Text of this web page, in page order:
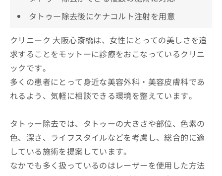
タトゥー除去後にケナコルト注射を用意
クリニーク 大阪心斎橋は、女性にとっての美しさを追
求することをモットーに診療をおこなっているクリニ
ックです。
多くの患者にとって身近な美容外科・美容皮膚科であ
れるよう、気軽に相談できる環境を整えています。
タトゥー除去では、タトゥーの大きさや部位、色素の
色、深さ、ライフスタイルなどを考慮し、総合的に適
している施術を提案しています。
なかでも多く扱っているのはレーザーを使用した方法